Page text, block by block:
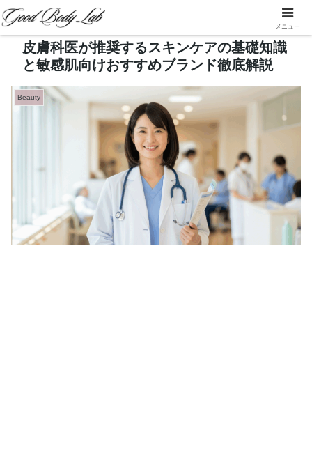
皮膚科医が推奨するスキンケアの基礎知識
と敏感肌向けおすすめブランド徹底解説
Beauty
メニュー